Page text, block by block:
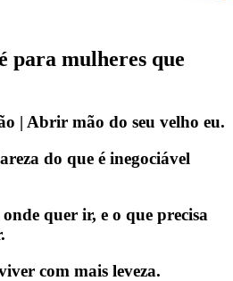
para mulheres que
| Abrir mão do seu velho eu.
do que é inegociável
quer ir, e o que precisa
com mais leveza.